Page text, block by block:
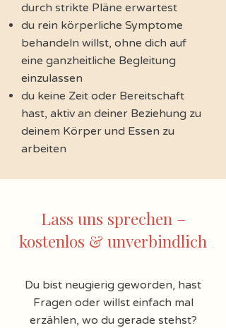
durch strikte Pläne erwartest
du rein körperliche Symptome
behandeln willst, ohne dich auf
eine ganzheitliche Begleitung
einzulassen
du keine Zeit oder Bereitschaft
hast, aktiv an deiner Beziehung zu
deinem Körper und Essen zu
arbeiten
Lass uns sprechen –
kostenlos & unverbindlich
Du bist neugierig geworden, hast
Fragen oder willst einfach mal
erzählen, wo du gerade stehst?